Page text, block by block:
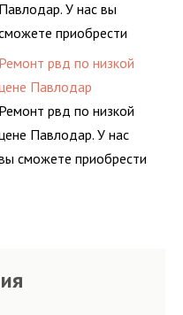
помогут решить любую
сложную задачу.
АДЫМ Инжиниринг
шлангов высокого
давления. Ремонт
шлангов производится
высококвалифицирован
ными спецами, которые
Павлодар. У нас вы
приобрести
рукав с разными
и
комплектующими,
Инжиниринг
ремонт
Ремонт рвд по низкой
Павлодар
Ремонт рвд по низкой
Павлодар. У нас
сможете приобрести
ремонт